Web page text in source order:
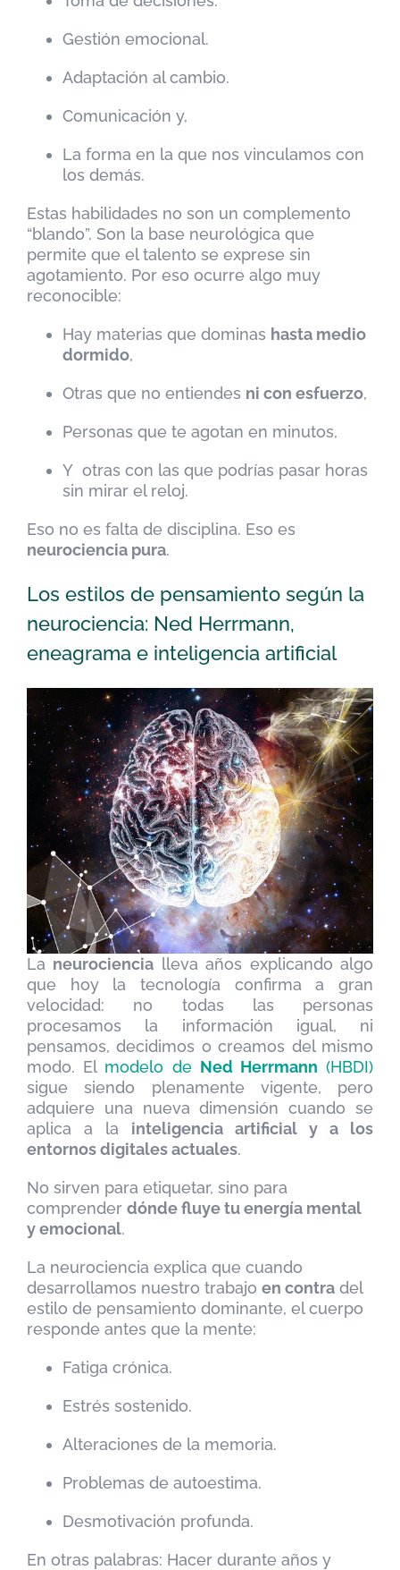
Gestión emocional.
Adaptación al cambio.
Comunicación y,
La forma en la que nos vinculamos con
los demás.
Estas habilidades no son un complemento
“blando”. Son la base neurológica que
permite que el talento se exprese sin
agotamiento. Por eso ocurre algo muy
reconocible:
Hay materias que dominas hasta medio
dormido,
Otras que no entiendes ni con esfuerzo,
Personas que te agotan en minutos,
Y otras con las que podrías pasar horas
sin mirar el reloj.
Eso no es falta de disciplina. Eso es
neurociencia pura.
Los estilos de pensamiento según la
neurociencia: Ned Herrmann,
eneagrama e inteligencia artificial
La neurociencia lleva años explicando algo
que hoy la tecnología confirma a gran
velocidad: no todas las personas
procesamos la información igual, ni
pensamos, decidimos o creamos del mismo
modo. El modelo de Ned Herrmann (HBDI)
sigue siendo plenamente vigente, pero
adquiere una nueva dimensión cuando se
aplica a la inteligencia artificial y a los
entornos digitales actuales.
No sirven para etiquetar, sino para
comprender dónde fluye tu energía mental
y emocional.
La neurociencia explica que cuando
desarrollamos nuestro trabajo en contra del
estilo de pensamiento dominante, el cuerpo
responde antes que la mente:
Fatiga crónica.
Estrés sostenido.
Alteraciones de la memoria.
Problemas de autoestima.
Desmotivación profunda.
En otras palabras: Hacer durante años y